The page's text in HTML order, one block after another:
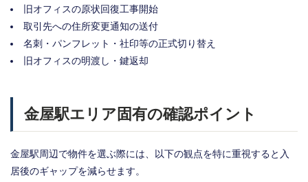
旧オフィスの原状回復工事開始
取引先への住所変更通知の送付
名刺・パンフレット・社印等の正式切り替え
旧オフィスの明渡し・鍵返却
金屋駅エリア固有の確認ポイント
金屋駅周辺で物件を選ぶ際には、以下の観点を特に重視すると入
居後のギャップを減らせます。